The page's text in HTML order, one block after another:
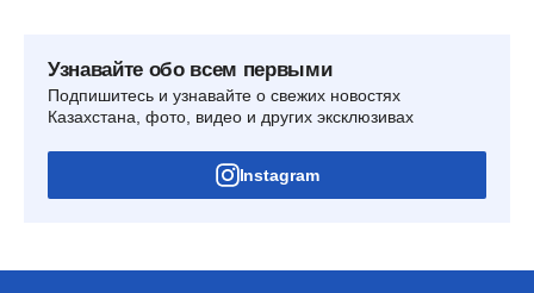
Узнавайте обо всем первыми
Подпишитесь и узнавайте о свежих новостях
Казахстана, фото, видео и других эксклюзивах
Instagram